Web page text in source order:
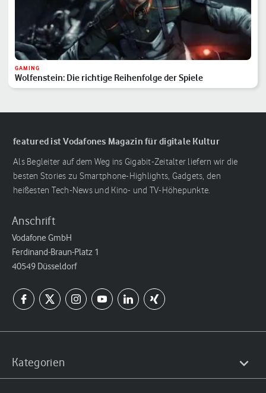
GAMING
Wolfenstein: Die richtige Reihenfolge der Spiele
featured ist Vodafones Magazin für digitale Kultur
Als Begleiter auf dem Weg ins Gigabit-Zeitalter liefern wir die
besten Stories zu Smartphone-Highlights, Gadgets, den
heißesten Tech-News und Kino- und TV-Höhepunkte.
Anschrift
Vodafone GmbH
Ferdinand-Braun-Platz 1
40549 Düsseldorf
Kategorien